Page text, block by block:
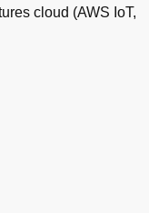
cloud (AWS IoT,